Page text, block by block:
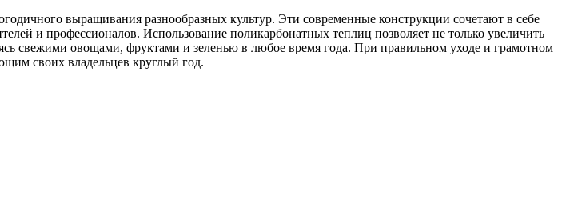
выращивания разнообразных культур. Эти современные конструкции сочетают в себе
и профессионалов. Использование поликарбонатных теплиц позволяет не только увеличить
свежими овощами, фруктами и зеленью в любое время года. При правильном уходе и грамотном
своих владельцев круглый год.